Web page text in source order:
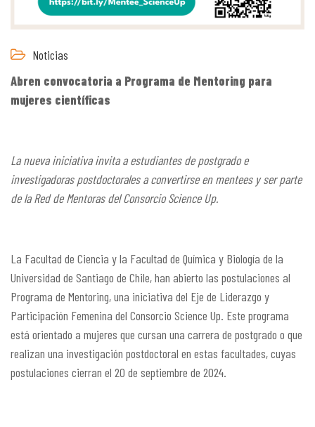
Noticias
Abren convocatoria a Programa de Mentoring para
mujeres científicas
La nueva iniciativa invita a estudiantes de postgrado e
investigadoras postdoctorales a convertirse en mentees y ser parte
de la Red de Mentoras del Consorcio Science Up.
La Facultad de Ciencia y la Facultad de Química y Biología de la
Universidad de Santiago de Chile, han abierto las postulaciones al
Programa de Mentoring, una iniciativa del Eje de Liderazgo y
Participación Femenina del Consorcio Science Up. Este programa
está orientado a mujeres que cursan una carrera de postgrado o que
realizan una investigación postdoctoral en estas facultades, cuyas
postulaciones cierran el 20 de septiembre de 2024.